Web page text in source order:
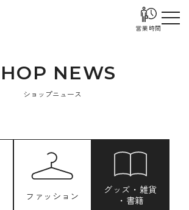
営業時間
HOP NEWS
ショップニュース
ファッション
グッズ・雑貨
・書籍